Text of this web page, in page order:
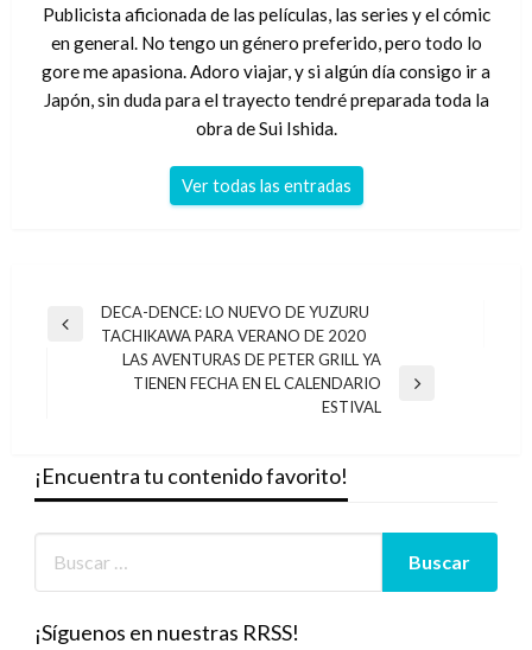
Publicista aficionada de las películas, las series y el cómic
en general. No tengo un género preferido, pero todo lo
gore me apasiona. Adoro viajar, y si algún día consigo ir a
Japón, sin duda para el trayecto tendré preparada toda la
obra de Sui Ishida.
Ver todas las entradas
Navegación
entradas
Entrada
DECA-DENCE: LO NUEVO DE YUZURU
TACHIKAWA PARA VERANO DE 2020
LAS AVENTURAS DE PETER GRILL YA
TIENEN FECHA EN EL CALENDARIO
ESTIVAL
¡Encuentra tu contenido favorito!
¡Síguenos en nuestras RRSS!